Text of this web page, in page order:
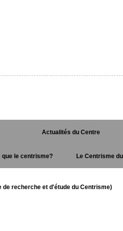
Actualités du Centre
que le centrisme? Le Centrisme
de recherche et d'étude du Centrisme)